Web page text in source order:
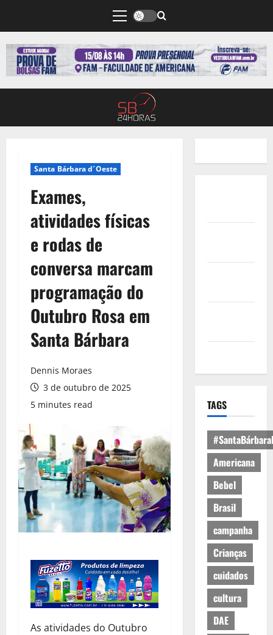
Santa Bárbara d´Oeste
Exames,
atividades físicas
e rodas de
conversa marcam
programação do
Outubro Rosa em
Santa Bárbara
Dennis Moraes
3 de outubro de 2025
5 minutes read
As atividades do Outubro
TAGS
Americana
Bebel
Brasil
campanha
Crianças
cuidados
cultura
DAE